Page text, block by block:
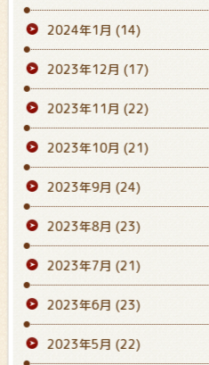
2024年1月 (14)
2023年12月 (17)
2023年11月 (22)
2023年10月 (21)
2023年9月 (24)
2023年8月 (23)
2023年7月 (21)
2023年6月 (23)
2023年5月 (22)